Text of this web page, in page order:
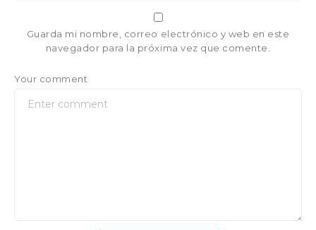
Guarda mi nombre, correo electrónico y web en este
navegador para la próxima vez que comente.
Your comment